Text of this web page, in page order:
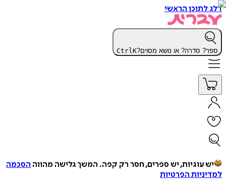
דלג לתוכן הראשי
ספר? סדרה? או נושא מסוים? CtrlK
יש עוגיות, יש ספרים, חסר רק קפה. המשך גלישה מהווה הסכמה
למדיניות הפרטיות